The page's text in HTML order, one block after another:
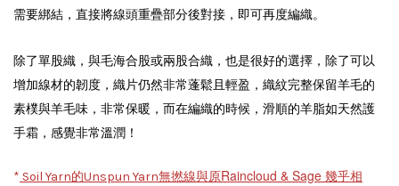
需要綁結，直接將線頭重疊部分後對接，即可再度編織。
除了單股織，與毛海合股或兩股合織，也是很好的選擇，除了可以
增加線材的韌度，織片仍然非常蓬鬆且輕盈，織紋完整保留羊毛的
素樸與羊毛味，非常保暖，而在編織的時候，滑順的羊脂如天然護
手霜，感覺非常溫潤！
* Soil Yarn的Unspun Yarn無撚線與原Raincloud & Sage 幾乎相